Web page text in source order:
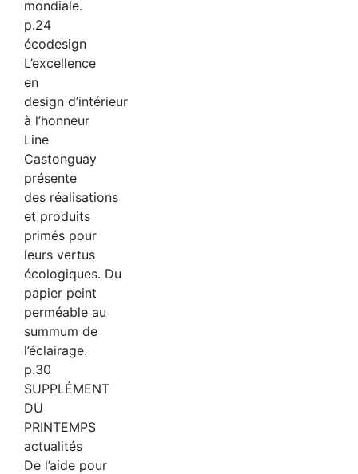
mondiale.
p.24
écodesign
L’excellence
en
design d’intérieur
à l’honneur
Line
Castonguay
présente
des réalisations
et produits
primés pour
leurs vertus
écologiques. Du
papier peint
perméable au
summum de
l’éclairage.
p.30
SUPPLÉMENT
DU
PRINTEMPS
actualités
De l’aide pour